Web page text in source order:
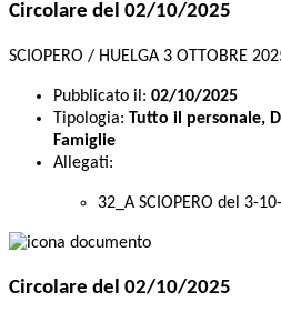
Circolare del 02/10/2025
SCIOPERO / HUELGA 3 OTTOBRE
Pubblicato il: 02/10/2025
Tipologia: Tutto il personale,
Famiglie
Allegati:
32_A SCIOPERO del 3-
Circolare del 02/10/2025